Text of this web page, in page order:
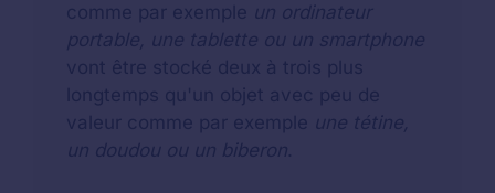
comme par exemple un ordinateur
portable, une tablette ou un smartphone
vont être stocké deux à trois plus
longtemps qu'un objet avec peu de
valeur comme par exemple une tétine,
un doudou ou un biberon.